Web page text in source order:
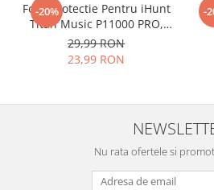
-20%
Folie Protectie Pentru iHunt
Titan Music P11000 PRO,
VDOO
29,99 RON
23,99 RON
-
Nu rata ofertele si